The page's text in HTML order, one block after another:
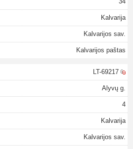
Kalvarija
Kalvarijos sav.
Kalvarijos paštas
LT-69217
Alyvų g.
4
Kalvarija
Kalvarijos sav.